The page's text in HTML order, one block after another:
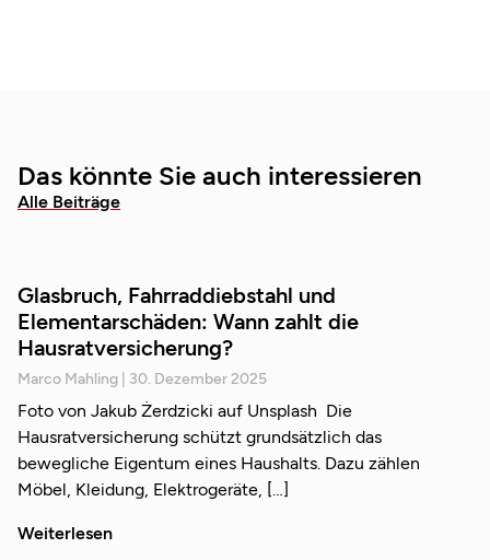
Das könnte Sie auch interessieren
Alle Beiträge
Glasbruch, Fahrraddiebstahl und
Elementarschäden: Wann zahlt die
Hausratversicherung?
Marco Mahling 30. Dezember 2025
Foto von Jakub Żerdzicki auf Unsplash Die
Hausratversicherung schützt grundsätzlich das
bewegliche Eigentum eines Haushalts. Dazu zählen
Möbel, Kleidung, Elektrogeräte,
Weiterlesen